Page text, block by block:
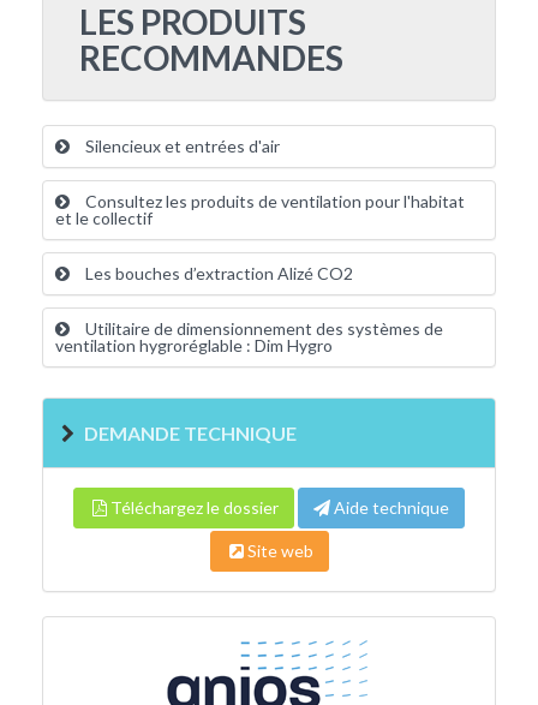
LES PRODUITS
RECOMMANDES
Silencieux et entrées d'air
Consultez les produits de ventilation pour l'habitat
et le collectif
Les bouches d’extraction Alizé CO2
Utilitaire de dimensionnement des systèmes de
ventilation hygroréglable : Dim Hygro
DEMANDE TECHNIQUE
Téléchargez le dossier Aide technique
Site web